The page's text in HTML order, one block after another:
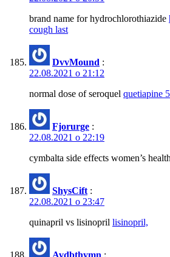
brand name for hydrochlorothiazide
cough last
DvvMound :
22.08.2021 о 21:12
normal dose of seroquel quetiapine
Fjorurge :
22.08.2021 о 22:19
cymbalta side effects women’s health
ShysCift :
22.08.2021 о 23:47
quinapril vs lisinopril lisinopril,
Avdbthymn :